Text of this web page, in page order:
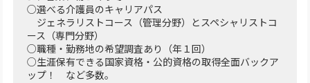
○選べる介護員のキャリアパス
ジェネラリストコース（管理分野）とスペシャリストコ
ース（専門分野）
○職種・勤務地の希望調査あり（年１回）
○生涯保有できる国家資格・公的資格の取得全面バックア
ップ！ など多数。